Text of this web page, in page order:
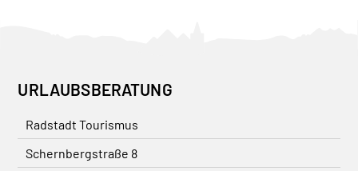
URLAUBSBERATUNG
Radstadt Tourismus
Schernbergstraße 8